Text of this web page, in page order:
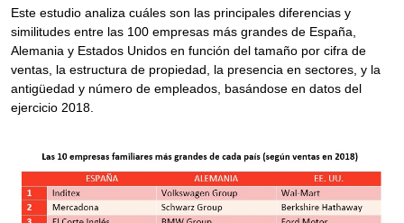
Este estudio analiza cuáles son las principales diferencias y
similitudes entre las 100 empresas más grandes de España,
Alemania y Estados Unidos en función del tamaño por cifra de
ventas, la estructura de propiedad, la presencia en sectores, y la
antigüedad y número de empleados, basándose en datos del
ejercicio 2018.